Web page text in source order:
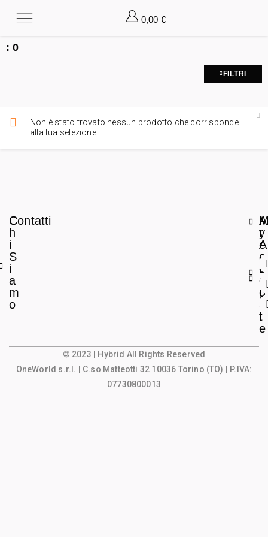
0,00 €
:0
FILTRI
Non è stato trovato nessun prodotto che corrisponde
alla tua selezione.
C
h
i
S
i
a
m
o
Contatti
A
r
e
a
L
e
g
l
e
y
A
c
c
o
u
t
© 2023 | Hybrid All Rights Reserved
OneWorld s.r.l.
| C.so Matteotti 32 10036 Torino (TO) | P.IVA:
07730800013